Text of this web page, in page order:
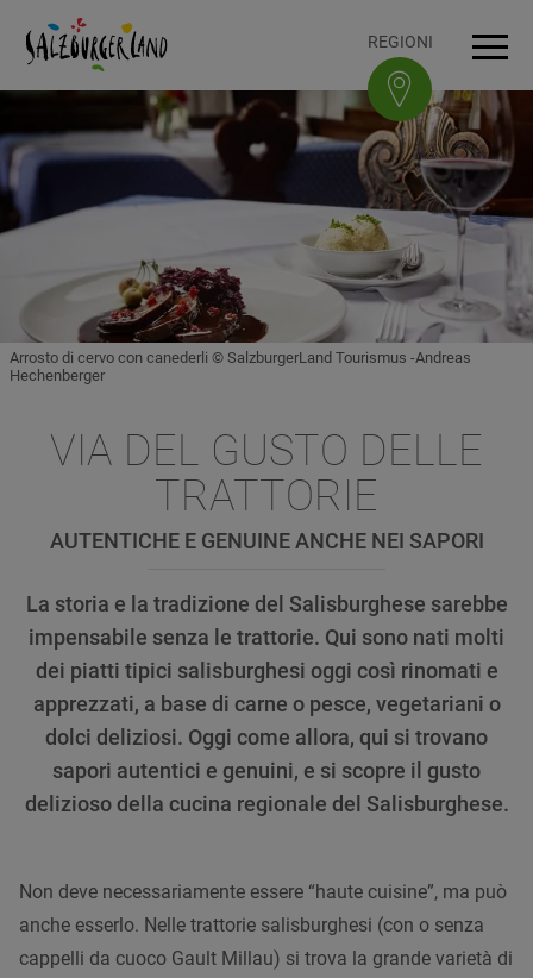
Al contenutoAccesskey
[0]
Alla navigazioneAccesskey
[1]
In cima alla pagina
Al piè di paginaAccesskey
[3] REGIONI
Arrosto di cervo con canederli © SalzburgerLand Tourismus -Andreas
Hechenberger
VIA DEL GUSTO DELLE
TRATTORIE
AUTENTICHE E GENUINE ANCHE NEI SAPORI
La storia e la tradizione del Salisburghese sarebbe
impensabile senza le trattorie. Qui sono nati molti
dei piatti tipici salisburghesi oggi così rinomati e
apprezzati, a base di carne o pesce, vegetariani o
dolci deliziosi. Oggi come allora, qui si trovano
sapori autentici e genuini, e si scopre il gusto
delizioso della cucina regionale del Salisburghese.
Non deve necessariamente essere “haute cuisine”, ma può
anche esserlo. Nelle trattorie salisburghesi (con o senza
cappelli da cuoco Gault Millau) si trova la grande varietà di